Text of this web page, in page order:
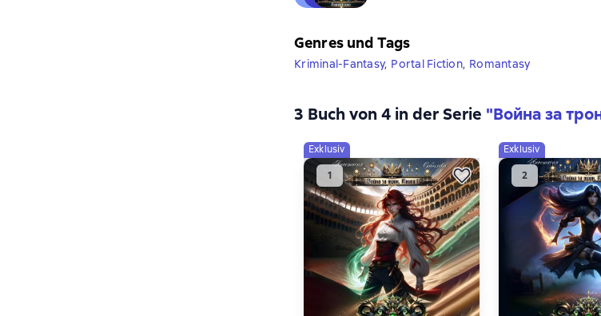
Genres und Tags
Kriminal-Fantasy, Portal Fiction, Romantasy
3 Buch von 4 in der Serie "Война за
Exklusiv Exklusiv